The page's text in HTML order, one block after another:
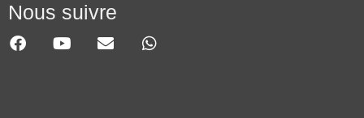
Nous suivre